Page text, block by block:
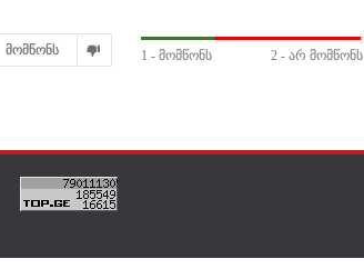
მომწონს 1 - მომწონს 2 - არ მომწონს